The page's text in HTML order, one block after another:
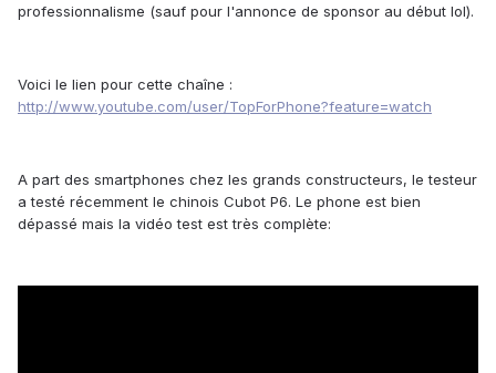
professionnalisme (sauf pour l'annonce de sponsor au début lol).
Voici le lien pour cette chaîne :
http://www.youtube.com/user/TopForPhone?feature=watch
A part des smartphones chez les grands constructeurs, le testeur
a testé récemment le chinois Cubot P6. Le phone est bien
dépassé mais la vidéo test est très complète: